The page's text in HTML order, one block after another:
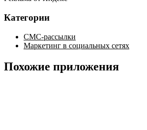
Категории
СМС-рассылки
Маркетинг в социальных сетях
Похожие приложения